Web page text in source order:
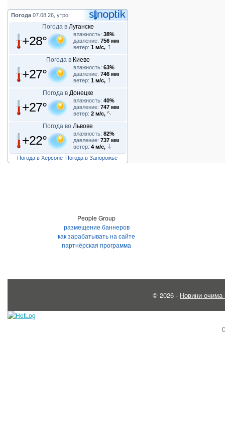
Погода 07.08.26, утро
Погода в Луганске
+28° влажность: 38%
давление: 756 мм
ветер: 1 м/с,
Погода в Киеве
+27° влажность: 63%
давление: 746 мм
ветер: 1 м/с,
Погода в Донецке
+27° влажность: 40%
давление: 747 мм
ветер: 2 м/с,
Погода во Львове
+22° влажность: 82%
давление: 737 мм
ветер: 4 м/с,
Погода в Херсоне Погода в Запорожье
People Group
размещение баннеров
как зарабатывать на сайте
партнёрская программа
© 2026 - Новини очима